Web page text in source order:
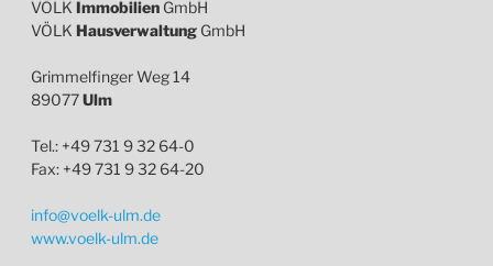
VÖLK Immobilien GmbH
VÖLK Hausverwaltung GmbH
Grimmelfinger Weg 14
89077Ulm
Tel.: +49 731 9 32 64-0
Fax: +49 731 9 32 64-20
info@voelk-ulm.de
www.voelk-ulm.de